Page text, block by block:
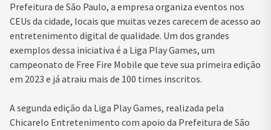
Prefeitura de São Paulo, a empresa organiza eventos nos
CEUs da cidade, locais que muitas vezes carecem de acesso ao
entretenimento digital de qualidade. Um dos grandes
exemplos dessa iniciativa é a Liga Play Games, um
campeonato de Free Fire Mobile que teve sua primeira edição
em 2023 e já atraiu mais de 100 times inscritos.
A segunda edição da Liga Play Games, realizada pela
Chicarelo Entretenimento com apoio da Prefeitura de São